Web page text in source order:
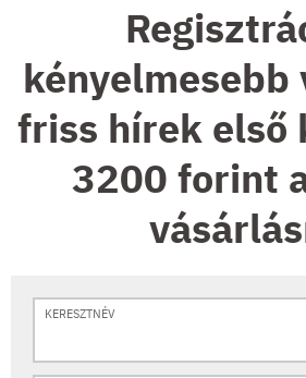
kényelmesebb
friss hírek első
3200 forint
KERESZTNÉV